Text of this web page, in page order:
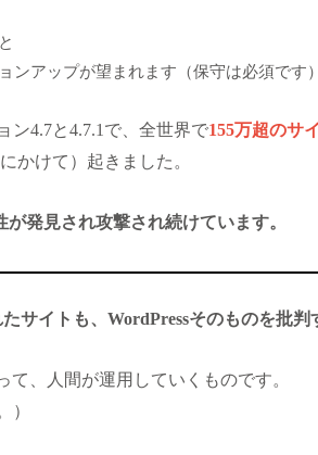
ンアップが望まれます（保守は必須です）
ン4.7と4.7.1で、全世界で155万超のサ
かけて）起きました。
発見され攻撃され続けています。
サイトも、WordPressそのものを批判
て、人間が運用していくものです。
）